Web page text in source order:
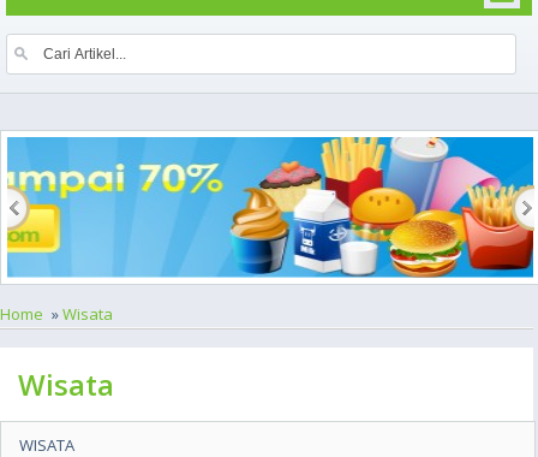
Home »Wisata
Wisata
WISATA